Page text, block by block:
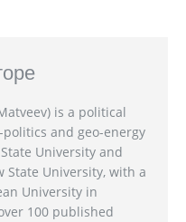
is a political
and geo-energy
University and
State University, with a
University in
100 published